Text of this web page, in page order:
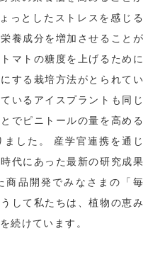
っとしたストレスを感じる
養成分を増加させることが
マトの糖度を上げるために
する栽培方法がとられてい
いるアイスプラントも同じ
でピニトールの量を高める
した。 産学官連携を通じ
代にあった最新の研究成果
商品開発でみなさまの「毎
して私たちは、植物の恵み
続けています。